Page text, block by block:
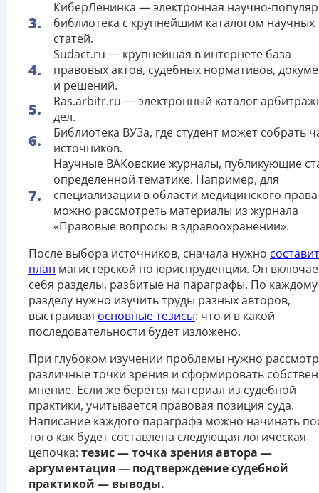
КиберЛенинка — электронная научно-
библиотека с крупнейшим каталогом научных
статей.
Sudact.ru — крупнейшая в интернете база
правовых актов, судебных нормативов,
и решений.
Ras.arbitr.ru — электронный каталог
дел.
Библиотека ВУЗа, где студент может собрать
источников.
Научные ВАКовские журналы, публикующие
определенной тематике. Например, для
специализации в области медицинского права
можно рассмотреть материалы из журнала
«Правовые вопросы в здравоохранении».
После выбора источников, сначала нужно
план магистерской по юриспруденции. Он
себя разделы, разбитые на параграфы. По каждому
разделу нужно изучить труды разных авторов,
выстраивая основные тезисы: что и в какой
последовательности будет изложено.
При глубоком изучении проблемы нужно
различные точки зрения и сформировать
мнение. Если же берется материал из судебной
практики, учитывается правовая позиция суда.
Написание каждого параграфа можно начинать
того как будет составлена следующая логическая
цепочка: тезис — точка зрения автора —
аргументация — подтверждение судебной
практикой — выводы.